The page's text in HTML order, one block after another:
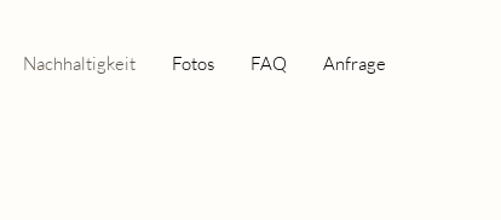
Nachhaltigkeit Fotos FAQ Anfrage